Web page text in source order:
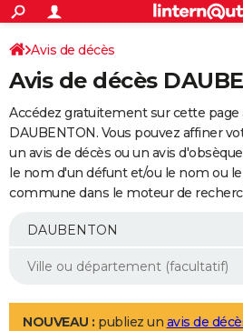
ACTUALITÉS
Politique
Société
Faits Divers
Education
Monde
Villes
+
SPORT
Coupe du monde 2026
Football
Tennis
Cyclisme
Rugby
Forum
Programme TV
TNT
Streaming
Cinéma
Sorties cinéma
Musique
+
FINANCE
Impôts
Immobilier
Risques naturels par ville
Banque
Assurance
Crédit
AUTO
Essais
Réserver un essai
Citadines
Berlines
SUV
Forum auto
+
Mobiles
Meilleur smartphone
Internet
Ordinateurs
Jeux vidéo
Guide high-tech
Aménagement intérieur
LIFESTYLE
Avis de décès
Avis de décès
Accédez gratuitement sur cette page
DAUBENTON. Vous pouvez affiner
un avis de décès ou un avis
le nom d'un défunt et/ou le nom ou
commune dans le moteur de
NOUVEAU : publiez un avis de